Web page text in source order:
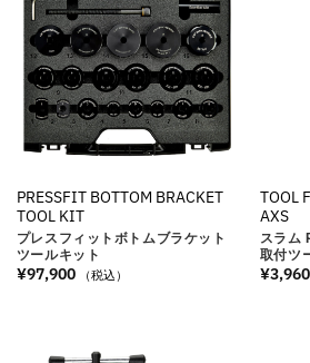
PRESSFIT BOTTOM BRACKET
TOOL KIT
プレスフィットボトムブラケット
ツールキット
¥97,900 （税込）
TOOL
AXS
スラム
取付ツ
¥3,960